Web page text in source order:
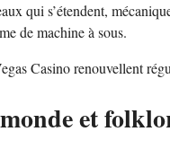
qui s’étendent,
de machine à sous.
Casino renouvellent
et